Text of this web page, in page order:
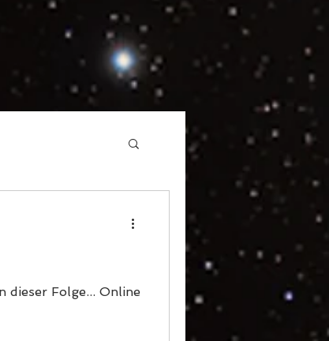
dieser Folge... Online